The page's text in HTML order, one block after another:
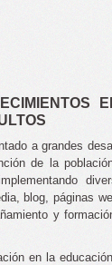
a grandes
de la
blog, páginas
y
en la